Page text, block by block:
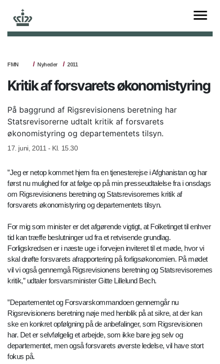
FMN Nyheder 2011
Kritik af forsvarets økonomistyring
På baggrund af Rigsrevisionens beretning har
Statsrevisorerne udtalt kritik af forsvarets
økonomistyring og departementets tilsyn.
17. juni, 2011 - Kl. 15.30
”Jeg er netop kommet hjem fra en tjenesterejse i Afghanistan og har
først nu mulighed for at følge op på min presseudtalelse fra i onsdags
om Rigsrevisionens beretning og Statsrevisorernes kritik af
forsvarets økonomistyring og departementets tilsyn.
For mig som minister er det afgørende vigtigt, at Folketinget til enhver
tid kan træffe beslutninger ud fra et retvisende grundlag.
Forligskredsen er i næste uge i forvejen inviteret til et møde, hvor vi
skal drøfte forsvarets afrapportering på forligsøkonomien. På mødet
vil vi også gennemgå Rigsrevisionens beretning og Statsrevisorernes
kritik,” udtaler forsvarsminister Gitte Lillelund Bech.
”Departementet og Forsvarskommandoen gennemgår nu
Rigsrevisionens beretning nøje med henblik på at sikre, at der kan
ske en konkret opfølgning på de anbefalinger, som Rigsrevisionen
har. Det er selvfølgelig et arbejde, som ikke bare jeg selv og
departementet, men også forsvarets øverste ledelse, vil have stort
fokus på.